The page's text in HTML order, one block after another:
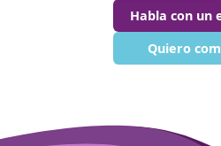
Habla con un
Quiero